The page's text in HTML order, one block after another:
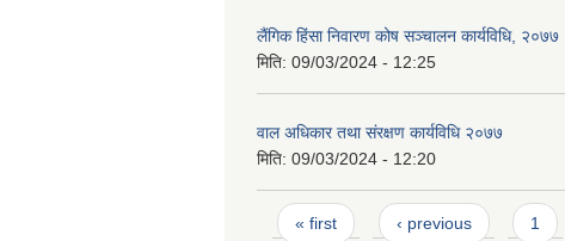
लैंगिक हिंसा निवारण कोष सञ्चालन कार्यविधि, २०७७
मिति: 09/03/2024 - 12:25
वाल अधिकार तथा संरक्षण कार्यविधि २०७७
मिति: 09/03/2024 - 12:20
Pages
« first ‹ previous 1